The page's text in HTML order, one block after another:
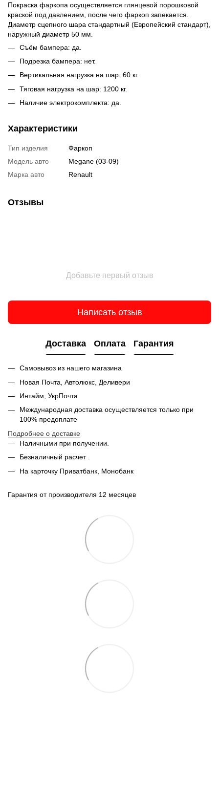
Покраска фаркопа осуществляется глянцевой порошковой
краской под давлением, после чего фаркоп запекается.
Диаметр сцепного шара стандартный (Европейский стандарт),
наружный диаметр 50 мм.
Съём бампера: да.
Подрезка бампера: нет.
Вертикальная нагрузка на шар: 60 кг.
Тяговая нагрузка на шар: 1200 кг.
Наличие электрокомплекта: да.
Характеристики
Тип изделия
Фаркоп
Модель авто
Megane (03-09)
Марка авто
Renault
Отзывы
Добавьте первый отзыв
Написать отзыв
Доставка Оплата Гарантия
Самовывоз из нашего магазина
Новая Почта, Автолюкс, Деливери
Интайм, УкрПочта
Международная доставка осуществляется только при
100% предоплате
Подробнее о доставке
Наличными при получении.
Безналичный расчет .
На карточку Приватбанк, Монобанк
Гарантия от производителя 12 месяцев